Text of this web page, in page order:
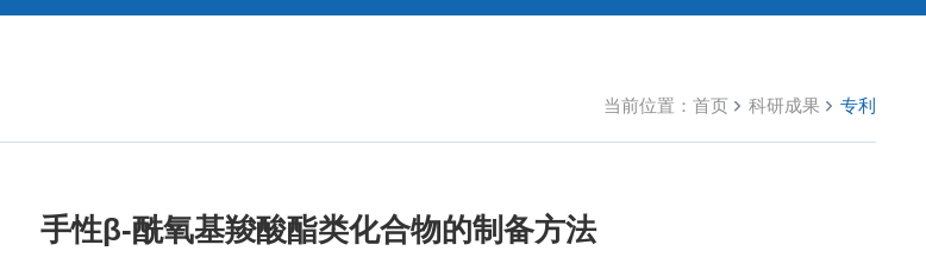
当前位置： 首页 科研成果 专利
手性β-酰氧基羧酸酯类化合物的制备方法